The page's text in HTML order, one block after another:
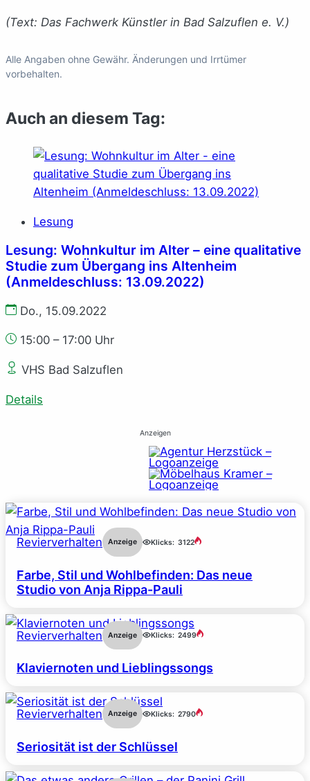
(Text: Das Fachwerk Künstler in Bad Salzuflen e. V.)
Alle Angaben ohne Gewähr. Änderungen und Irrtümer
vorbehalten.
Auch an diesem Tag:
Lesung
Lesung: Wohnkultur im Alter – eine qualitative
Studie zum Übergang ins Altenheim
(Anmeldeschluss: 13.09.2022)
Do., 15.09.2022
15:00 – 17:00 Uhr
VHS Bad Salzuflen
Details
Anzeigen
Revierverhalten Anzeige Klicks: 3122
Farbe, Stil und Wohlbefinden: Das neue
Studio von Anja Rippa-Pauli
Revierverhalten Anzeige Klicks: 2499
Klaviernoten und Lieblingssongs
Revierverhalten Anzeige Klicks: 2790
Seriosität ist der Schlüssel